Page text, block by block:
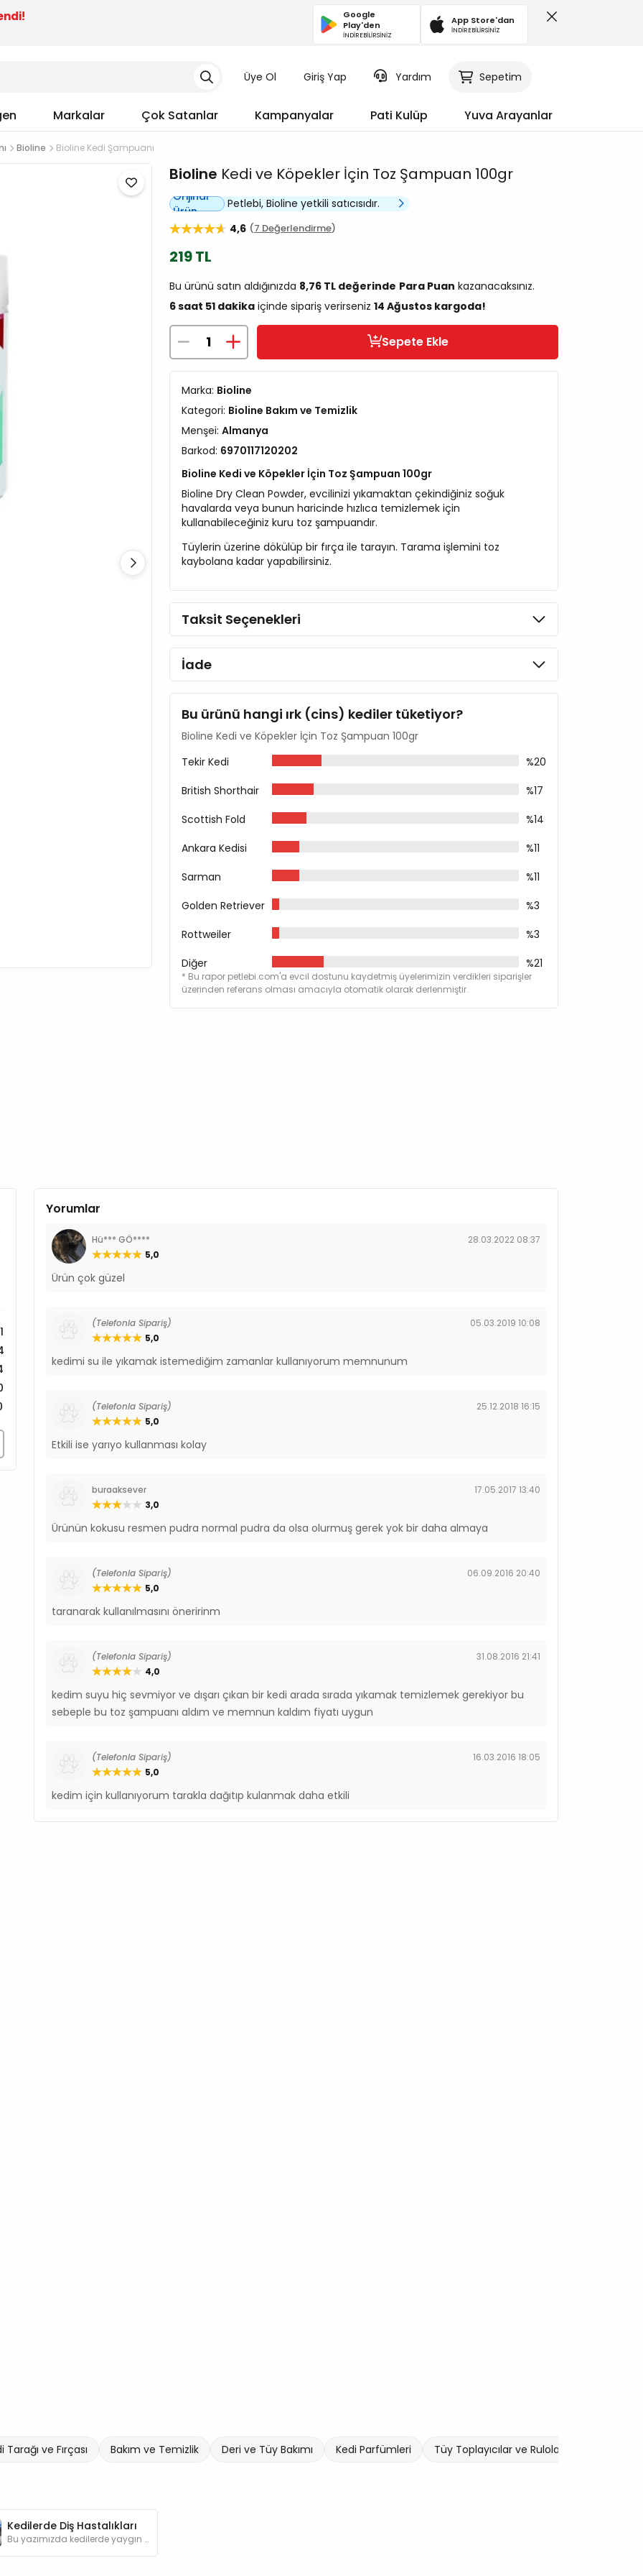
Google
Play'den
İNDİREBİLİRSİNİZ
App Store'dan
İNDİREBİLİRSİNİZ
Üye Ol Giriş Yap Yardım Sepetim
Markalar Çok Satanlar Kampanyalar Pati Kulüp Yuva Arayanlar
Bioline Bioline Kedi Şampuanı
Bioline Kedi ve Köpekler İçin Toz Şampuan 100gr
Orijinal
Ürün
Petlebi, Bioline yetkili satıcısıdır.
4,6
7 Değerlendirme
219 TL
Bu ürünü satın aldığınızda 8,76 TL değerinde Para Puan kazanacaksınız.
6 saat 51 dakika içinde sipariş verirseniz 14 Ağustos kargoda!
Sepete Ekle
Marka: Bioline
Kategori: Bioline Bakım ve Temizlik
Menşei: Almanya
Barkod: 6970117120202
Bioline Kedi ve Köpekler İçin Toz Şampuan 100gr
Bioline Dry Clean Powder, evcilinizi yıkamaktan çekindiğiniz soğuk
havalarda veya bunun haricinde hızlıca temizlemek için
kullanabileceğiniz kuru toz şampuandır.
Tüylerin üzerine dökülüp bir fırça ile tarayın. Tarama işlemini toz
kaybolana kadar yapabilirsiniz.
Taksit Seçenekleri
İade
Bu ürünü hangi ırk (cins) kediler tüketiyor?
Bioline Kedi ve Köpekler İçin Toz Şampuan 100gr
Tekir Kedi
%20
British Shorthair
%17
Scottish Fold
%14
Ankara Kedisi
%11
Sarman
%11
Golden Retriever
%3
Rottweiler
%3
Diğer
%21
* Bu rapor petlebi.com'a evcil dostunu kaydetmiş üyelerimizin verdikleri siparişler
üzerinden referans olması amacıyla otomatik olarak derlenmiştir.
Yorumlar
Hü*** GÖ****
28.03.2022 08:37
5,0
Ürün çok güzel
(Telefonla Sipariş)
05.03.2019 10:08
5,0
kedimi su ile yıkamak istemediğim zamanlar kullanıyorum memnunum
(Telefonla Sipariş)
25.12.2018 16:15
5,0
Etkili ise yarıyo kullanması kolay
buraaksever
17.05.2017 13:40
3,0
Ürünün kokusu resmen pudra normal pudra da olsa olurmuş gerek yok bir daha almaya
(Telefonla Sipariş)
06.09.2016 20:40
5,0
taranarak kullanılmasını öneririnm
(Telefonla Sipariş)
31.08.2016 21:41
4,0
kedim suyu hiç sevmiyor ve dışarı çıkan bir kedi arada sırada yıkamak temizlemek gerekiyor bu
sebeple bu toz şampuanı aldım ve memnun kaldım fiyatı uygun
(Telefonla Sipariş)
16.03.2016 18:05
5,0
kedim için kullanıyorum tarakla dağıtıp kulanmak daha etkili
Tarağı ve Fırçası Bakım ve Temizlik Deri ve Tüy Bakımı Kedi Parfümleri Tüy Toplayıcılar ve Rulolar
Kedilerde Diş Hastalıkları
Bu yazımızda kedilerde yaygın görülen diş hastalıkları hakkında detaylar bulabilirsiniz.